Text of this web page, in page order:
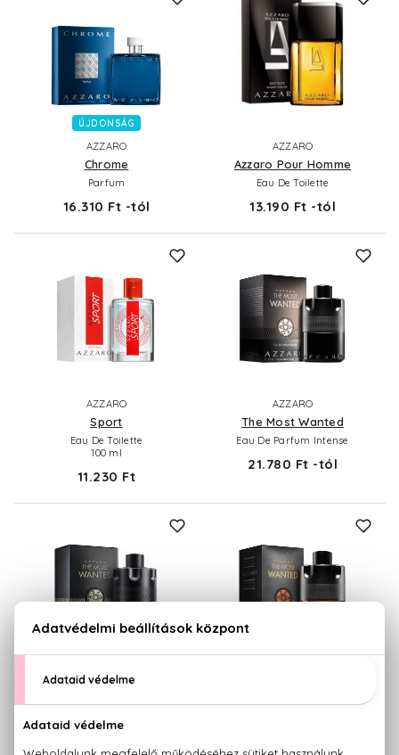
ÚJDONSÁG
AZZARO
Chrome
Parfum
16.310 Ft -tól
AZZARO
Azzaro Pour Homme
Eau De Toilette
13.190 Ft -tól
AZZARO
Sport
Eau De Toilette
100 ml
11.230 Ft
AZZARO
The Most Wanted
Eau De Parfum Intense
21.780 Ft -tól
AZZARO
21.340 Ft -tól